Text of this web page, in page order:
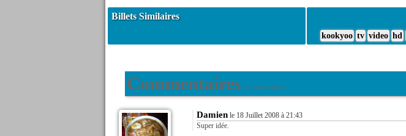
Billets Similaires
kookyoo tv video hd
Commentaires 6 commentaires
Damien le 18 Juillet 2008 à 21:43
Super idée.